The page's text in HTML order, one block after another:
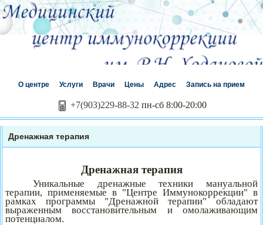
О центре Услуги Врачи Цены Адрес Запись на прием
+7(903)229-88-32 пн-сб 8:00-20:00
Дренажная терапия
Дренажная терапия
Уникальные дренажные техники мануальной
терапии, применяемые в "Центре Иммунокоррекции" в
рамках программы "Дренажной терапии" обладают
выраженным восстановительным и омолаживающим
потенциалом.